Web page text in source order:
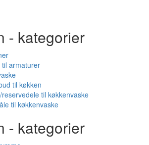
- kategorier
armaturer
til køkken
til køkkenvaske
til køkkenvaske
- kategorier